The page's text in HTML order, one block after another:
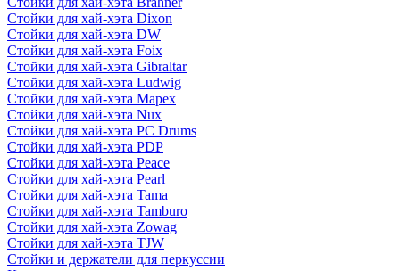
Стойки для хай-хэта Dixon
Стойки для хай-хэта DW
Стойки для хай-хэта Foix
Стойки для хай-хэта Gibraltar
Стойки для хай-хэта Ludwig
Стойки для хай-хэта Mapex
Стойки для хай-хэта Nux
Стойки для хай-хэта PC Drums
Стойки для хай-хэта PDP
Стойки для хай-хэта Peace
Стойки для хай-хэта Pearl
Стойки для хай-хэта Tama
Стойки для хай-хэта Tamburo
Стойки для хай-хэта Zowag
Стойки для хай-хэта TJW
Стойки и держатели для перкуссии